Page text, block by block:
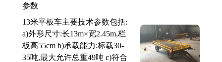
参数
13米平板车主要技术参数包括:
a)外形尺寸:长13m×宽2.45m,栏
板高55cm b)承载能力:标载30-
35吨,最大允许总重49吨 c)符合